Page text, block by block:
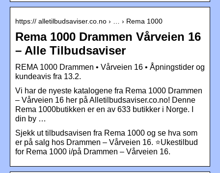
https:// alletilbudsaviser.co.no › … › Rema 1000
Rema 1000 Drammen Vårveien 16
– Alle Tilbudsaviser
REMA 1000 Drammen • Vårveien 16 • Åpningstider og
kundeavis fra 13.2.
Vi har de nyeste katalogene fra Rema 1000 Drammen
– Vårveien 16 her på Alletilbudsaviser.co.no! Denne
Rema 1000butikken er en av 633 butikker i Norge. I
din by …
Sjekk ut tilbudsavisen fra Rema 1000 og se hva som
er på salg hos Drammen – Vårveien 16. ⭐Ukestilbud
for Rema 1000 i/på Drammen – Vårveien 16.